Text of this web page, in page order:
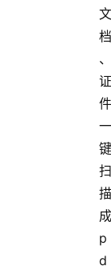
文
档
、
证
件
一
键
扫
描
成
p
d